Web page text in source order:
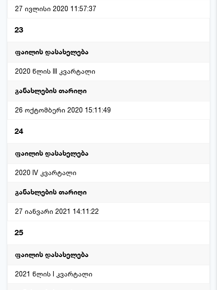
27 ივლისი 2020 11:57:37
23
2020 წლის III კვარტალი
26 ოქტომბერი 2020 15:11:49
24
2020 IV კვარტალი
27 იანვარი 2021 14:11:22
25
2021 წლის I კვარტალი